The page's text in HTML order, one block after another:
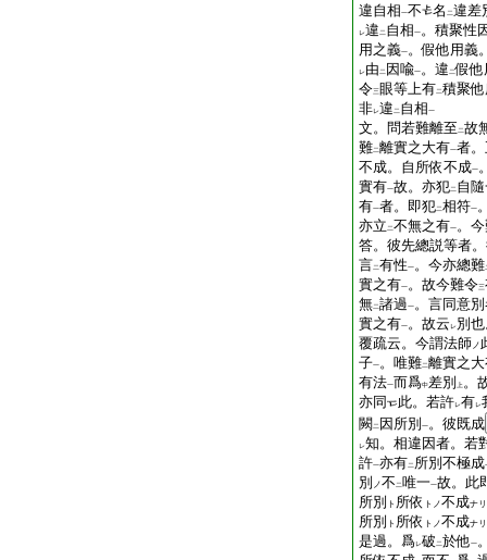
違自相一不 名 二違差
レ違 二 自相一。積聚性
用之義一。假他用義
レ由 二 因喩一。違 二假他
令三眼等上有二積聚
非レ違 二 自相一
文。問若難離至 二故
難二離實之大有一者
不成。自所依不成一
實有一故。亦犯二 自
有一者。即犯二相符一
亦立 二不無之有一。
答。彼先總説等者
言二有性一。今亦總難
實之有一。故今難令三
無二諸過一。言同意
實之有一。故云 レ別
覆疏云。今謂法師ノ
子一。唯難二離實之
有法一而爲中差別 上 。
亦同
此。若許レ有レ
闕 二 因所別 一。彼既成
レ知。相違因者。若
許一亦有二 所別不極成
別 ノ不 二唯一一故。此
所別
ト 所依 トノ不成ナリ
所別 ト 所依 トノ不成ナリ
是過。爲レ破 二於他一